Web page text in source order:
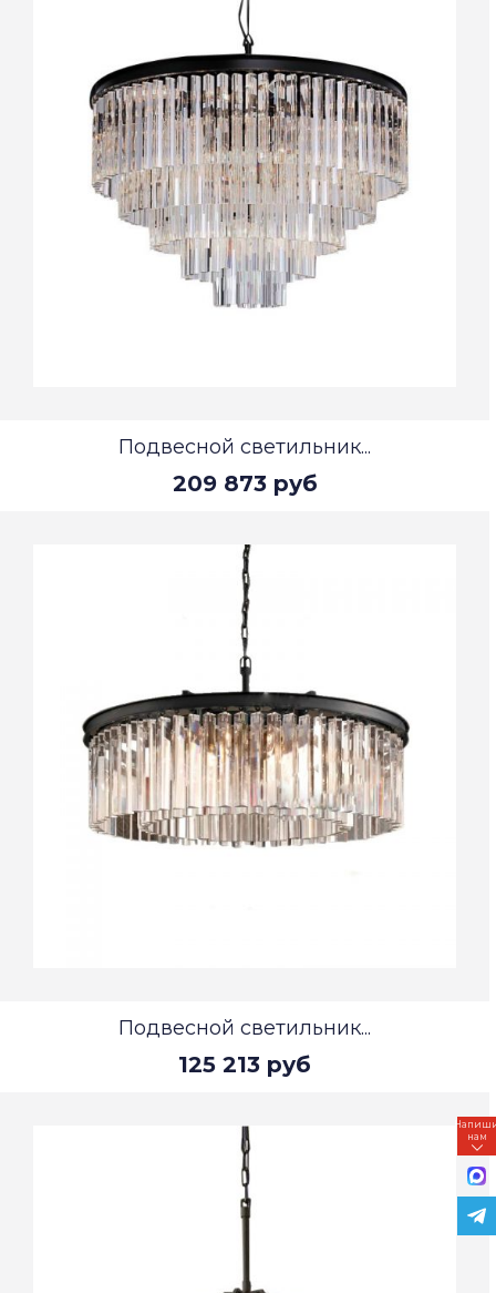
Подвесной светильник...
209 873 руб
Подвесной светильник...
125 213 руб
нам